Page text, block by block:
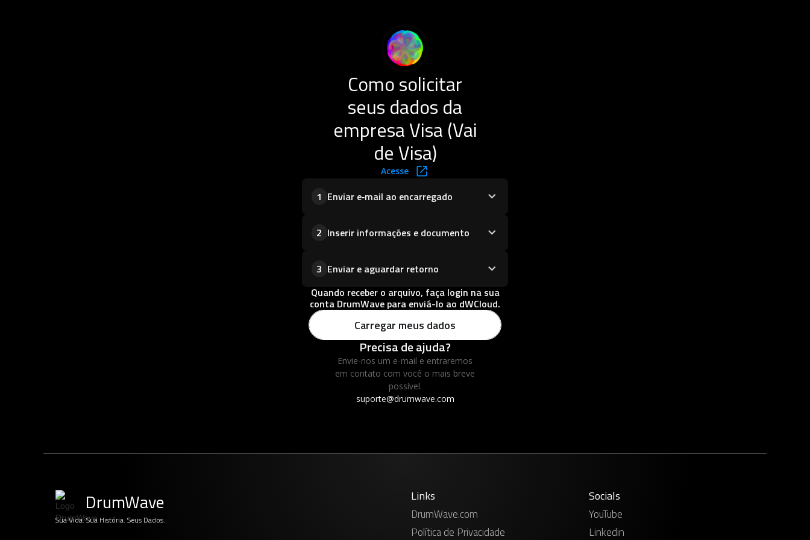
Como solicitar
seus dados da
empresa Visa (Vai
de Visa)
Acesse
1 Enviar e‑mail ao encarregado
2 Inserir informações e documento
3 Enviar e aguardar retorno
Quando receber o arquivo, faça login na sua
conta DrumWave para enviá-lo ao dWCloud.
Carregar meus dados
Precisa de ajuda?
Envie-nos um e-mail e entraremos
em contato com você o mais breve
possível.
suporte@drumwave.com
DrumWave
Sua Vida. Sua História. Seus Dados.
Links
DrumWave.com
Política de Privacidade
Socials
YouTube
Linkedin